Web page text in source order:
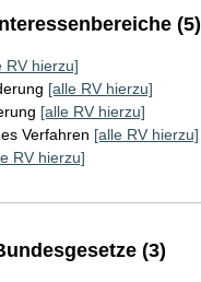
(5)
RV hierzu]
[alle RV hierzu]
[alle RV hierzu]
Verfahren [alle RV hierzu]
RV hierzu]
(3)